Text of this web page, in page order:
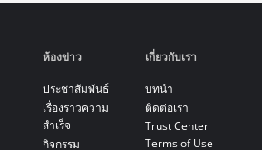
ห้องข่าว
ประชาสัมพันธ์
เรื่องราวความ
สำเร็จ
กิจกรรม
เกี่ยวกับเรา
บทนำ
ติดต่อเรา
Trust Center
Terms of Use